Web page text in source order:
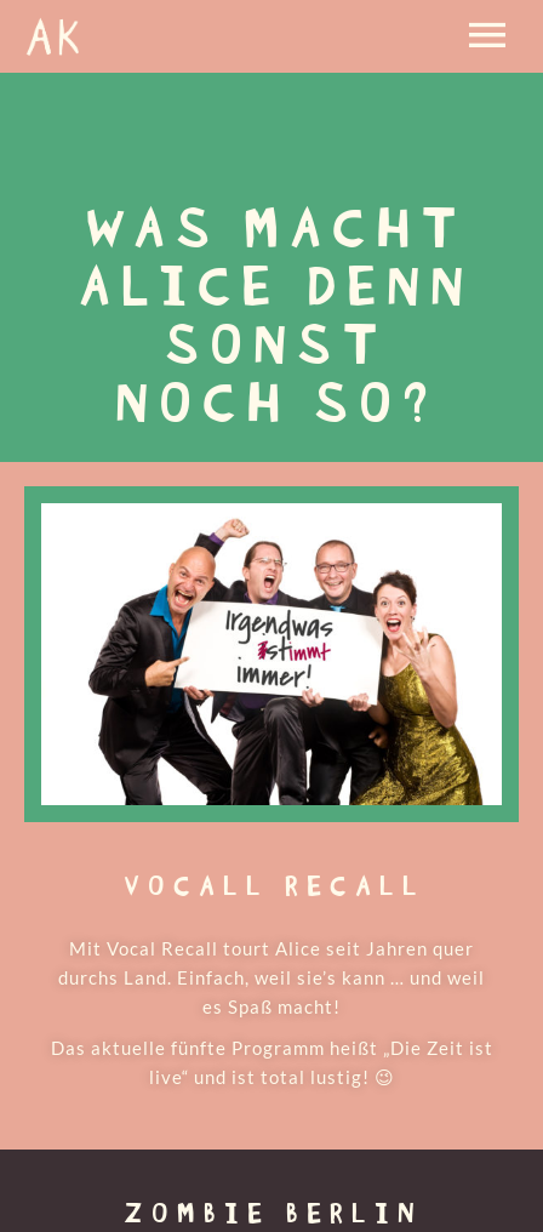
WAS MACHT
ALICE DENN
SONST
NOCH SO?
VOCALL RECALL
Mit Vocal Recall tourt Alice seit Jahren quer
durchs Land. Einfach, weil sie’s kann … und weil
es Spaß macht!
Das aktuelle fünfte Programm heißt „Die Zeit ist
live“ und ist total lustig! 😉
ZOMBIE BERLIN